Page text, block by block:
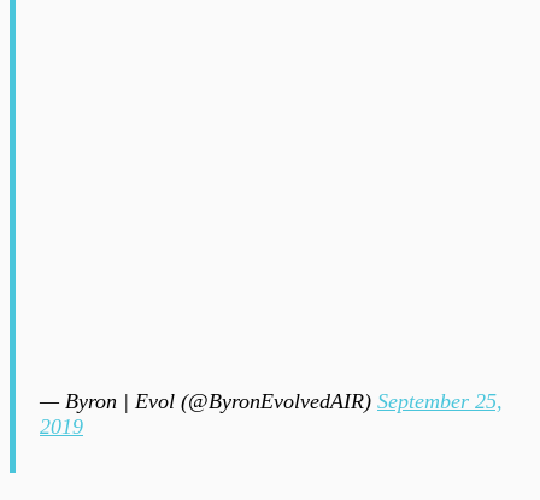
— Byron | Evol (@ByronEvolvedAIR) September 25,
2019